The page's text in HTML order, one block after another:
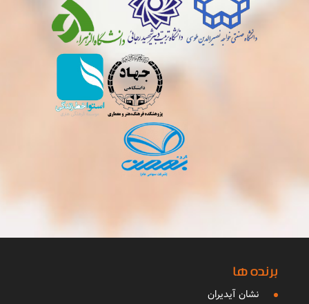
نشان آیدیران
نمایشگاه آیدیران